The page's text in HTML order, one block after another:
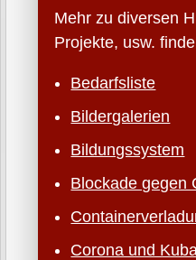
Mehr zu diversen
Projekte, usw.
Bedarfsliste
Bildergalerien
Bildungssystem
Blockade gegen
Corona und